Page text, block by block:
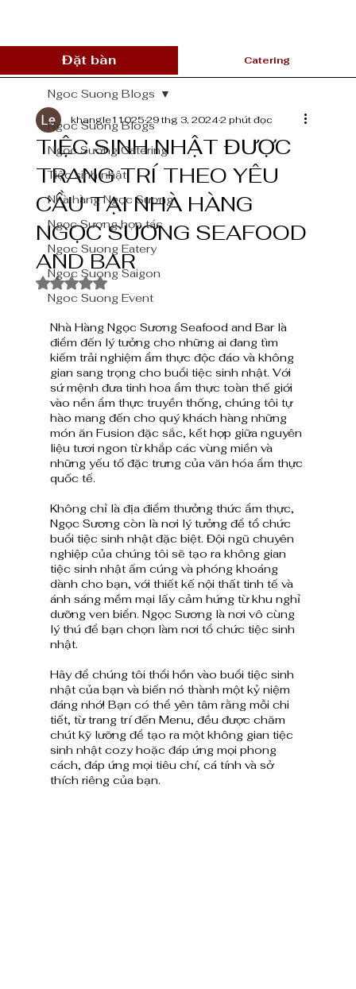
Catering
Đặt bàn
Ngoc Suong Blogs
Ngọc Sương Catering
Tiệc sinh nhật
Nhà hàng Ngọc Sương
Ngọc Sương hợp tác
Ngoc Suong Eatery
Ngoc Suong Saigon
Ngoc Suong Event
Ngoc Suong Blogs
TIỆC SINH NHẬT ĐƯỢC
TRANG TRÍ THEO YÊU
CẦU TẠI NHÀ HÀNG
NGỌC SƯƠNG SEAFOOD
AND BAR
khangle1102529 thg 3, 20242 phút đọc
Đã xếp hạng NaN/5 sao.
Nhà Hàng Ngọc Sương Seafood and Bar là
điểm đến lý tưởng cho những ai đang tìm
kiếm trải nghiệm ẩm thực độc đáo và không
gian sang trọng cho buổi tiệc sinh nhật. Với
sứ mệnh đưa tinh hoa ẩm thực toàn thế giới
vào nền ẩm thực truyền thống, chúng tôi tự
hào mang đến cho quý khách hàng những
món ăn Fusion đặc sắc, kết hợp giữa nguyên
liệu tươi ngon từ khắp các vùng miền và
những yếu tố đặc trưng của văn hóa ẩm thực
quốc tế.
Không chỉ là địa điểm thưởng thức ẩm thực,
Ngọc Sương còn là nơi lý tưởng để tổ chức
buổi tiệc sinh nhật đặc biệt. Đội ngũ chuyên
nghiệp của chúng tôi sẽ tạo ra không gian
tiệc sinh nhật ấm cúng và phóng khoáng
dành cho bạn, với thiết kế nội thất tinh tế và
ánh sáng mềm mại lấy cảm hứng từ khu nghỉ
dưỡng ven biển. Ngọc Sương là nơi vô cùng
lý thú để bạn chọn làm nơi tổ chức tiệc sinh
nhật.
Hãy để chúng tôi thổi hồn vào buổi tiệc sinh
nhật của bạn và biến nó thành một kỷ niệm
đáng nhớ! Bạn có thể yên tâm rằng mỗi chi
tiết, từ trang trí đến Menu, đều được chăm
chút kỹ lưỡng để tạo ra một không gian tiệc
sinh nhật cozy hoặc đáp ứng mọi phong
cách, đáp ứng mọi tiêu chí, cá tính và sở
thích riêng của bạn.